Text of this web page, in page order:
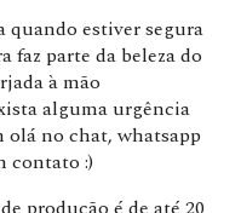
quando estiver segura
faz parte da beleza do
à mão
alguma urgência
olá no chat, whatsapp
contato :)